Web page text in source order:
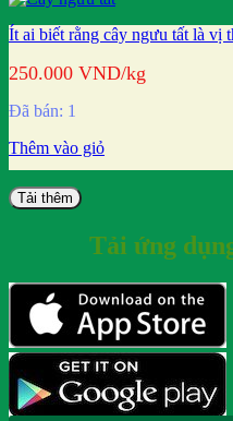
Ít ai biết rằng cây ngưu tất là vị
250.000 VND/kg
Đã bán: 1
Thêm vào giỏ
Tải thêm
Tải ứng